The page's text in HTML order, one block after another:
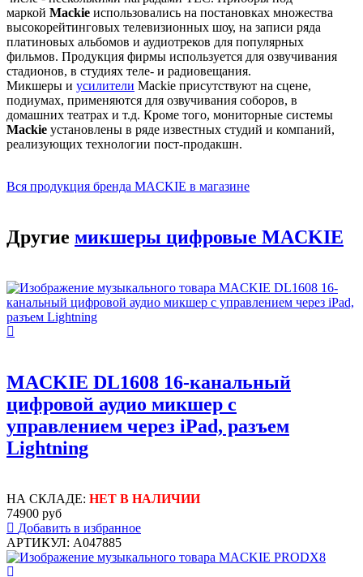
маркой Mackie использовались на постановках множества
высокорейтинговых телевизионных шоу, на записи ряда
платиновых альбомов и аудиотреков для популярных
фильмов. Продукция фирмы используется для озвучивания
стадионов, в студиях теле- и радиовещания.
Микшеры и усилители Mackie присутствуют на сцене,
подиумах, применяются для озвучивания соборов, в
домашних театрах и т.д. Кроме того, мониторные системы
Mackie установлены в ряде известных студий и компаний,
реализующих технологии пост-продакшн.
Вся продукция бренда MACKIE в магазине
Другие микшеры цифровые MACKIE
MACKIE DL1608 16-канальный
цифровой аудио микшер с
управлением через iPad, разъем
Lightning
НА СКЛАДЕ: НЕТ В НАЛИЧИИ
74900 руб
Добавить в избранное
АРТИКУЛ: A047885